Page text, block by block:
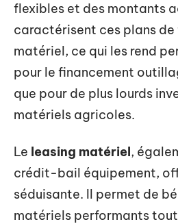
flexibles et des montants
caractérisent ces plans
matériel, ce qui les rend
pour le financement
que pour de plus lourds
matériels agricoles.
Le leasing matériel,
crédit-bail équipement,
séduisante. Il permet de
matériels performants